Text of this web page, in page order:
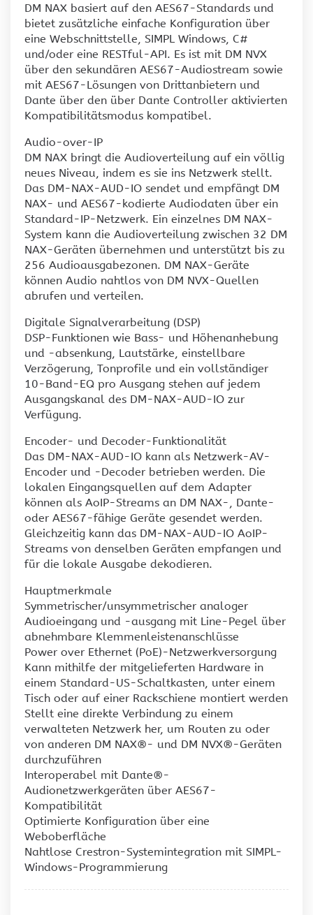
DM NAX basiert auf den AES67-Standards und
bietet zusätzliche einfache Konfiguration über
eine Webschnittstelle, SIMPL Windows, C#
und/oder eine RESTful-API. Es ist mit DM NVX
über den sekundären AES67-Audiostream sowie
mit AES67-Lösungen von Drittanbietern und
Dante über den über Dante Controller aktivierten
Kompatibilitätsmodus kompatibel.
Audio-over-IP
DM NAX bringt die Audioverteilung auf ein völlig
neues Niveau, indem es sie ins Netzwerk stellt.
Das DM-NAX-AUD-IO sendet und empfängt DM
NAX- und AES67-kodierte Audiodaten über ein
Standard-IP-Netzwerk. Ein einzelnes DM NAX-
System kann die Audioverteilung zwischen 32 DM
NAX-Geräten übernehmen und unterstützt bis zu
256 Audioausgabezonen. DM NAX-Geräte
können Audio nahtlos von DM NVX-Quellen
abrufen und verteilen.
Digitale Signalverarbeitung (DSP)
DSP-Funktionen wie Bass- und Höhenanhebung
und -absenkung, Lautstärke, einstellbare
Verzögerung, Tonprofile und ein vollständiger
10-Band-EQ pro Ausgang stehen auf jedem
Ausgangskanal des DM-NAX-AUD-IO zur
Verfügung.
Encoder- und Decoder-Funktionalität
Das DM-NAX-AUD-IO kann als Netzwerk-AV-
Encoder und -Decoder betrieben werden. Die
lokalen Eingangsquellen auf dem Adapter
können als AoIP-Streams an DM NAX-, Dante-
oder AES67-fähige Geräte gesendet werden.
Gleichzeitig kann das DM-NAX-AUD-IO AoIP-
Streams von denselben Geräten empfangen und
für die lokale Ausgabe dekodieren.
Hauptmerkmale
Symmetrischer/unsymmetrischer analoger
Audioeingang und -ausgang mit Line-Pegel über
abnehmbare Klemmenleistenanschlüsse
Power over Ethernet (PoE)-Netzwerkversorgung
Kann mithilfe der mitgelieferten Hardware in
einem Standard-US-Schaltkasten, unter einem
Tisch oder auf einer Rackschiene montiert werden
Stellt eine direkte Verbindung zu einem
verwalteten Netzwerk her, um Routen zu oder
von anderen DM NAX®- und DM NVX®-Geräten
durchzuführen
Interoperabel mit Dante®-
Audionetzwerkgeräten über AES67-
Kompatibilität
Optimierte Konfiguration über eine
Weboberfläche
Nahtlose Crestron-Systemintegration mit SIMPL-
Windows-Programmierung